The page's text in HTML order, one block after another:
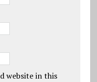
website in this